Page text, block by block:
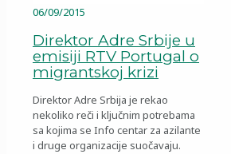
06/09/2015
Direktor Adre Srbije u
emisiji RTV Portugal o
migrantskoj krizi
Direktor Adre Srbija je rekao
nekoliko reči i ključnim potrebama
sa kojima se Info centar za azilante
i druge organizacije suočavaju.